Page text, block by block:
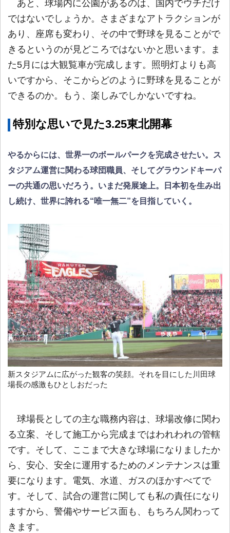
あと、球場内に公園があるのは、国内でウチだけ
ではないでしょうか。さまざまなアトラクションが
あり、座席も変わり、その中で野球を見ることがで
きるというのが見どころではないかと思います。ま
た5月には大観覧車が完成します。照明灯よりも高
いですから、そこからどのように野球を見ることが
できるのか。もう、楽しみでしかないですね。
特別な思いで見た3.25東北開幕
やるからには、世界一のボールパークを完成させたい。ス
タジアム運営に関わる球団職員、そしてグラウンドキーパ
ーの共通の思いだろう。いまだ発展途上。日本初を生み出
し続け、世界に誇れる“唯一無二”を目指していく。
新スタジアムに広がった観客の笑顔。それを目にした川田球
場長の感激もひとしおだった
球場長としての主な職務内容は、球場改修に関わ
る立案、そして施工から完成まではわれわれの管轄
です。そして、ここまで大きな球場になりましたか
ら、安心、安全に運用するためのメンテナンスは重
要になります。電気、水道、ガスのほかすべてで
す。そして、試合の運営に関しても私の責任になり
ますから、警備やサービス面も、もちろん関わって
きます。